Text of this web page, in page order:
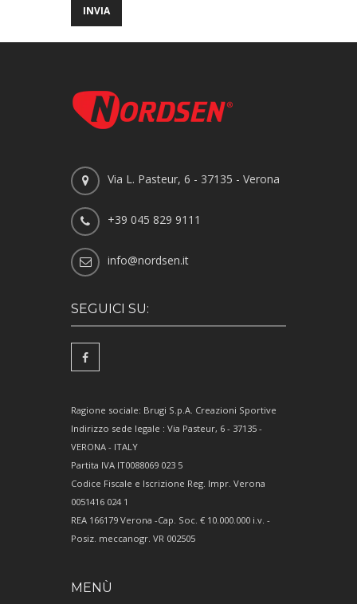
Via L. Pasteur, 6 - 37135 - Verona
+39 045 829 9111
info@nordsen.it
SEGUICI SU:
Ragione sociale: Brugi S.p.A. Creazioni Sportive
Indirizzo sede legale : Via Pasteur, 6 - 37135 -
VERONA - ITALY
Partita IVA IT0088069 023 5
Codice Fiscale e Iscrizione Reg. Impr. Verona
0051416 024 1
REA 166179 Verona -Cap. Soc. € 10.000.000 i.v. -
Posiz. meccanogr. VR 002505
MENÙ